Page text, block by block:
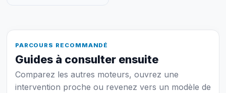
PARCOURS RECOMMANDÉ
Guides à consulter ensuite
Comparez les autres moteurs, ouvrez une
intervention proche ou revenez vers un modèle de